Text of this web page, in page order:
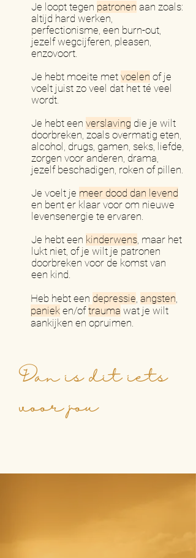
Je loopt tegen patronen aan zoals:
altijd hard werken,
perfectionisme, een burn-out,
jezelf wegcijferen, pleasen,
enzovoort.
Je hebt moeite met voelen of je
voelt juist zo veel dat het té veel
wordt.
Je hebt een verslaving die je wilt
doorbreken, zoals overmatig eten,
alcohol, drugs, gamen, seks, liefde,
zorgen voor anderen, drama,
jezelf beschadigen, roken of pillen.
Je voelt je meer dood dan levend
en bent er klaar voor om nieuwe
levensenergie te ervaren.
Je hebt een kinderwens, maar het
lukt niet, of je wilt je patronen
doorbreken voor de komst van
een kind.
Heb hebt een depressie, angsten,
paniek en/oftrauma wat je wilt
aankijken en opruimen.
Dan is dit iets
voor jou